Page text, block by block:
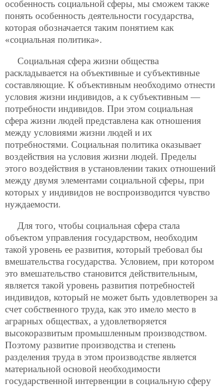
особенность социальной сферы, мы сможем также
понять особенность деятельности государства,
которая обозначается таким понятием как
«социальная политика».
Социальная сфера жизни общества
раскладывается на объективные и субъективные
составляющие. К объективным необходимо отнести
условия жизни индивидов, а к субъективным —
потребности индивидов. При этом социальная
сфера жизни людей представлена как отношения
между условиями жизни людей и их
потребностями. Социальная политика оказывает
воздействия на условия жизни людей. Пределы
этого воздействия в установлении таких отношений
между двумя элементами социальной сферы, при
которых у индивидов не воспроизводится чувство
нуждаемости.
Для того, чтобы социальная сфера стала
объектом управления государством, необходим
такой уровень ее развития, который требовал бы
вмешательства государства. Условием, при котором
это вмешательство становится действительным,
является такой уровень развития потребностей
индивидов, который не может быть удовлетворен за
счет собственного труда, как это имело место в
аграрных обществах, а удовлетворяется
высокоразвитым промышленным производством.
Поэтому развитие производства и степень
разделения труда в этом производстве является
материальной основой необходимости
государственной интервенции в социальную сферу